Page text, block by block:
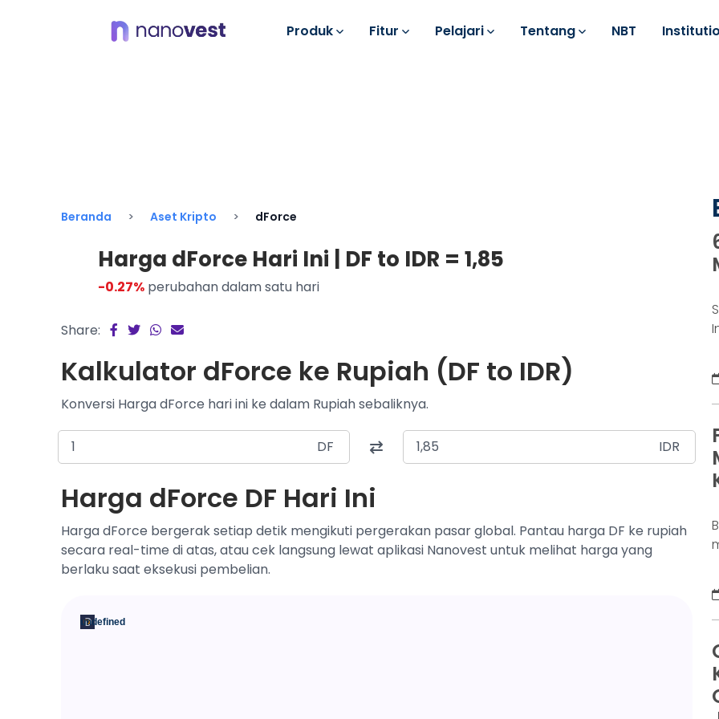
Produk Fitur Pelajari Tentang NBT
Beranda Aset Kripto dForce
Harga dForce Hari Ini | DF to IDR = 1,85
-0.27% perubahan dalam satu hari
Share:
Kalkulator dForce ke Rupiah (DF to IDR)
Konversi Harga dForce hari ini ke dalam Rupiah sebaliknya.
DF IDR
Harga dForce DF Hari Ini
Harga dForce bergerak setiap detik mengikuti pergerakan pasar global. Pantau harga DF ke rupiah
secara real-time di atas, atau cek langsung lewat aplikasi Nanovest untuk melihat harga yang
berlaku saat eksekusi pembelian.
undefined